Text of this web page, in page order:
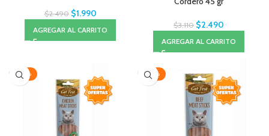
$2.490 $1.990
AGREGAR AL CARRITO
$3.110 $2.490
AGREGAR AL CARRITO
-20% -20%